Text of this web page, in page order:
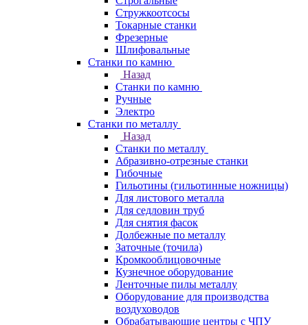
Стружкоотсосы
Токарные станки
Фрезерные
Шлифовальные
Станки по камню
Назад
Станки по камню
Ручные
Электро
Станки по металлу
Назад
Станки по металлу
Абразивно-отрезные станки
Гибочные
Гильотины (гильотинные ножницы)
Для листового металла
Для седловин труб
Для снятия фасок
Долбежные по металлу
Заточные (точила)
Кромкооблицовочные
Кузнечное оборудование
Ленточные пилы металлу
Оборудование для производства
воздуховодов
Обрабатывающие центры с ЧПУ